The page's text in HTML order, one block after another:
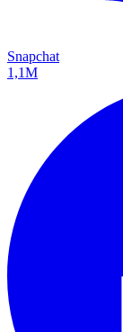
Snapchat
1,1M